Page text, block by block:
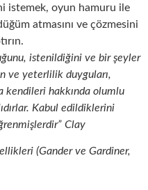
istemek, oyun hamuru ile
atmasını ve çözmesini
istenildiğini ve bir şeyler
ve yeterlilik duyguları,
kendileri hakkında olumlu
Kabul edildiklerini
Clay
(Gander ve Gardiner,